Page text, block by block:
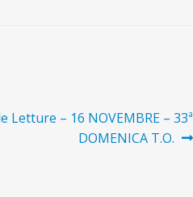
Letture – 16 NOVEMBRE – 33ª
DOMENICA T.O.